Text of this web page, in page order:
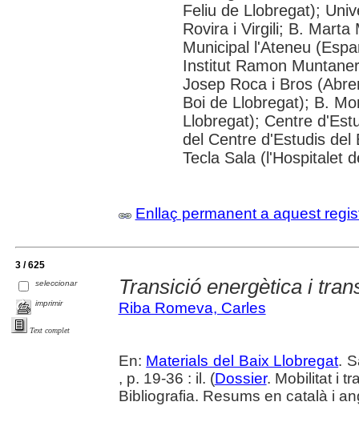
Feliu de Llobregat);
Rovira i Virgili; B. Marta
Municipal l'Ateneu
Institut Ramon
Josep Roca i Bros
Boi de Llobregat); B.
Llobregat); Centre
del Centre d'Estudis del
Tecla Sala (l'Hospitalet
Enllaç permanent a aquest
3 / 625
seleccionar
imprimir
Text complet
Transició energètica i
Riba Romeva, Carles
En: Materials del Baix Llobregat.
, p. 19-36 : il. (Dossier. Mobilitat i
Bibliografia. Resums en català i